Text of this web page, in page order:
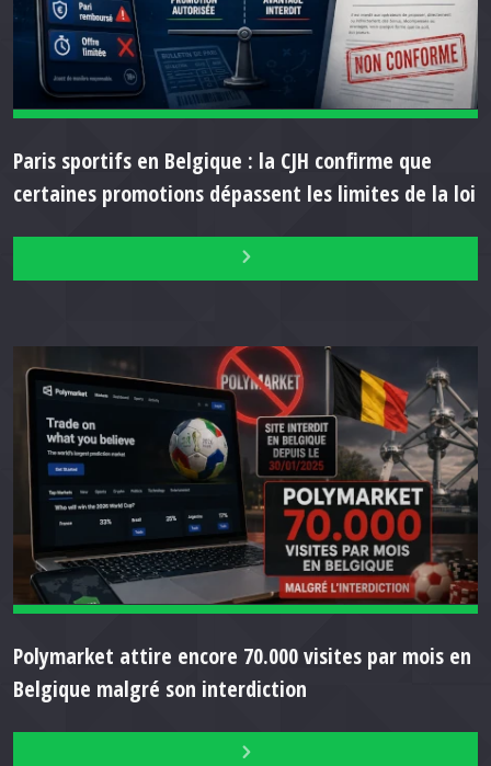
Paris sportifs en Belgique : la CJH confirme que
certaines promotions dépassent les limites de la loi
Polymarket attire encore 70.000 visites par mois en
Belgique malgré son interdiction